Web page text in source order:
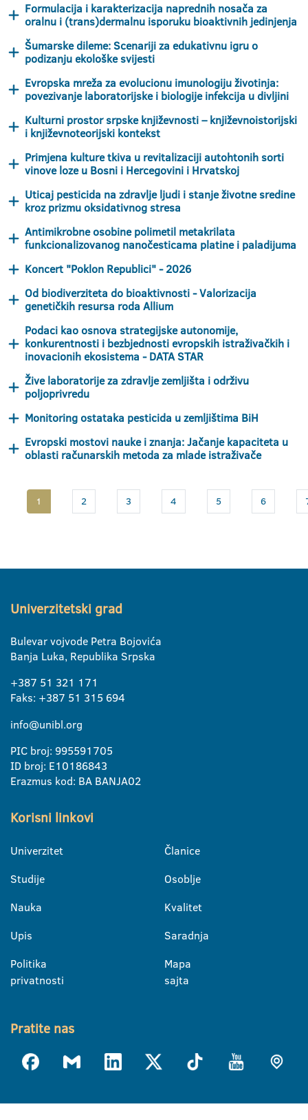
Formulacija i karakterizacija naprednih nosača za
oralnu i (trans)dermalnu isporuku bioaktivnih jedinjenja
Šumarske dileme: Scenariji za edukativnu igru o
podizanju ekološke svijesti
Evropska mreža za evolucionu imunologiju životinja:
povezivanje laboratorijske i biologije infekcija u divljini
Kulturni prostor srpske književnosti – književnoistorijski
i književnoteorijski kontekst
Primjena kulture tkiva u revitalizaciji autohtonih sorti
vinove loze u Bosni i Hercegovini i Hrvatskoj
Uticaj pesticida na zdravlje ljudi i stanje životne sredine
kroz prizmu oksidativnog stresa
Antimikrobne osobine polimetil metakrilata
funkcionalizovanog nanočesticama platine i paladijuma
Koncert "Poklon Republici" - 2026
Od biodiverziteta do bioaktivnosti - Valorizacija
genetičkih resursa roda Allium
Podaci kao osnova strategijske autonomije,
konkurentnosti i bezbjednosti evropskih istraživačkih i
inovacionih ekosistema - DATA STAR
Žive laboratorije za zdravlje zemljišta i održivu
poljoprivredu
Monitoring ostataka pesticida u zemljištima BiH
Evropski mostovi nauke i znanja: Jačanje kapaciteta u
oblasti računarskih metoda za mlade istraživače
1 2 3 4 5 6
Univerzitetski grad
Bulevar vojvode Petra Bojovića
Banja Luka, Republika Srpska
+387 51 321 171
Faks: +387 51 315 694
info@unibl.org
PIC broj: 995591705
ID broj: E10186843
Erazmus kod: BA BANJA02
Korisni linkovi
Univerzitet
Studije
Nauka
Upis
Politika
privatnosti
Članice
Osoblje
Kvalitet
Saradnja
Mapa
sajta
Pratite nas